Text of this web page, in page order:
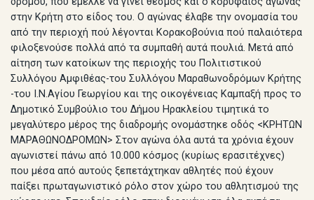
στην Κρήτη στο είδος του. Ο αγώνας έλαβε την ονομασία του
από την περιοχή πού λέγονται Κορακοβούνια πού παλαιότερα
φιλοξενούσε πολλά από τα συμπαθή αυτά πουλιά. Μετά από
αίτηση των κατοίκων της περιοχής του Πολιτιστικού
Συλλόγου Αμφιθέας-του Συλλόγου Μαραθωνοδρόμων Κρήτης
-του Ι.Ν.Αγίου Γεωργίου και της οικογένειας Καμπαξή προς το
Δημοτικό Συμβούλιο του Δήμου Ηρακλείου τιμητικά το
μεγαλύτερο μέρος της διαδρομής ονομάστηκε οδός <ΚΡΗΤΩΝ
ΜΑΡΑΘΩΝΟΔΡΟΜΩΝ> Στον αγώνα όλα αυτά τα χρόνια έχουν
αγωνιστεί πάνω από 10.000 κόσμος (κυρίως ερασιτέχνες)
που μέσα από αυτούς ξεπετάχτηκαν αθλητές πού έχουν
παίξει πρωταγωνιστικό ρόλο στον χώρο του αθλητισμού της